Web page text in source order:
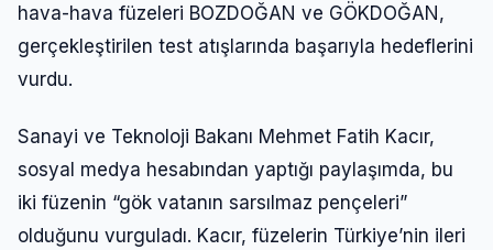
hava-hava füzeleri BOZDOĞAN ve GÖKDOĞAN,
gerçekleştirilen test atışlarında başarıyla hedeflerini
vurdu.
Sanayi ve Teknoloji Bakanı Mehmet Fatih Kacır,
sosyal medya hesabından yaptığı paylaşımda, bu
iki füzenin “gök vatanın sarsılmaz pençeleri”
olduğunu vurguladı. Kacır, füzelerin Türkiye’nin ileri